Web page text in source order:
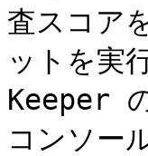
査スコア
ットを実
Keeper
コンソー